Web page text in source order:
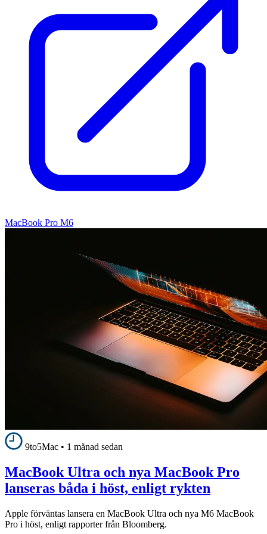
MacBook Pro M6
9to5Mac • 1 månad sedan
MacBook Ultra och nya MacBook Pro
lanseras båda i höst, enligt rykten
Apple förväntas lansera en MacBook Ultra och nya M6 MacBook
Pro i höst, enligt rapporter från Bloomberg.